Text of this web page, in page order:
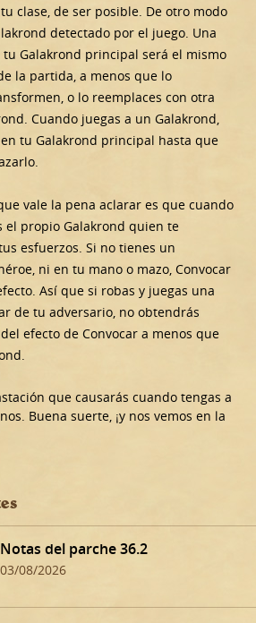
clase, de ser posible. De otro modo
detectado por el juego. Una
Galakrond principal será el mismo
la partida, a menos que lo
o lo reemplaces con otra
Cuando juegas a un Galakrond,
tu Galakrond principal hasta que
vale la pena aclarar es que cuando
el propio Galakrond quien te
esfuerzos. Si no tienes un
ni en tu mano o mazo, Convocar
Así que si robas y juegas una
de tu adversario, no obtendrás
efecto de Convocar a menos que
que causarás cuando tengas a
Buena suerte, ¡y nos vemos en la
Notas del parche 36.2
03/08/2026